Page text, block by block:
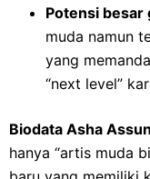
Potensi
muda namun
yang
“next level”
Biodata Asha
hanyа “artis muda